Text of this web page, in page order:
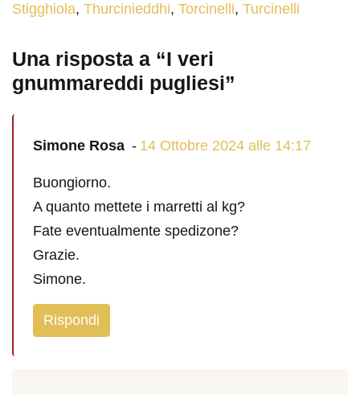
Stigghiola, Thurcinieddhi, Torcinelli, Turcinelli
Una risposta a “I veri
gnummareddi pugliesi”
Simone Rosa 14 Ottobre 2024 alle 14:17
Buongiorno.
A quanto mettete i marretti al kg?
Fate eventualmente spedizone?
Grazie.
Simone.
Rispondi